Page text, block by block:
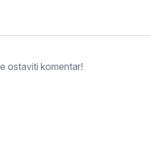
ostaviti komentar!